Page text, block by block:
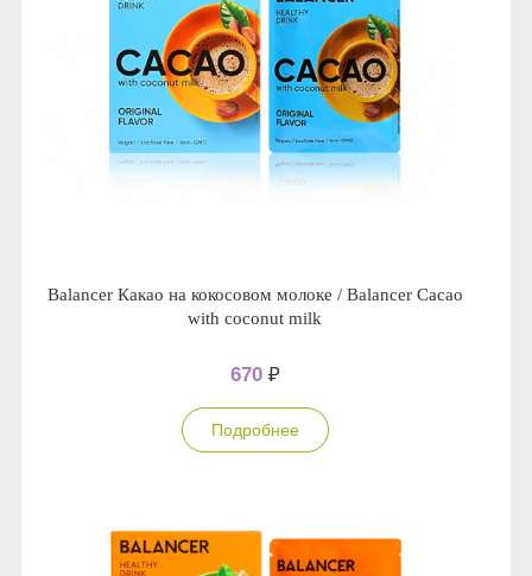
Balancer Какао на кокосовом молоке / Balancer Cacao
with coconut milk
670 ₽
Подробнее